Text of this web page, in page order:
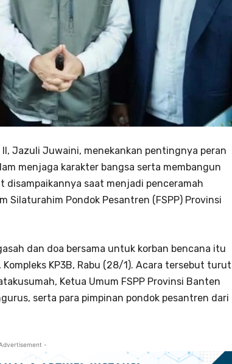
Jazuli Juwaini, menekankan pentingnya peran
menjaga karakter bangsa serta membangun
disampaikannya saat menjadi penceramah
Silaturahim Pondok Pesantren (FSPP) Provinsi
dan doa bersama untuk korban bencana itu
KP3B, Rabu (28/1). Acara tersebut turut
Ketua Umum FSPP Provinsi Banten
serta para pimpinan pondok pesantren dari
-